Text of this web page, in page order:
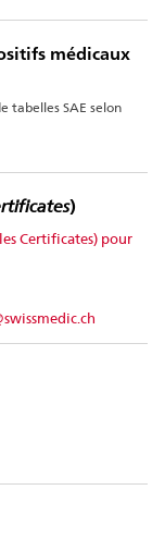
médicaux
tabelles SAE selon
)
Certificates) pour